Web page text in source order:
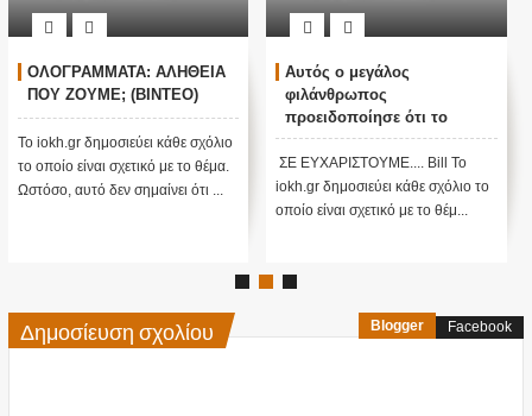
ΟΛΟΓΡΑΜΜΑΤΑ: ΑΛΗΘΕΙΑ
ΠΟΥ ΖΟΥΜΕ; (ΒΙΝΤΕΟ)
Το iokh.gr δημοσιεύει κάθε σχόλιο
το οποίο είναι σχετικό με το θέμα.
Ωστόσο, αυτό δεν σημαίνει ότι ...
Αυτός ο μεγάλος
φιλάνθρωπος
προειδοποίησε ότι το
χειρότερο κύμα έρχεται
τώρα με την μετάλλαξη
όμικρον ....
ΣΕ ΕΥΧΑΡΙΣΤΟΥΜΕ.... Bill Το
iokh.gr δημοσιεύει κάθε σχόλιο το
οποίο είναι σχετικό με το θέμ...
Δημοσίευση σχολίου Blogger Facebook